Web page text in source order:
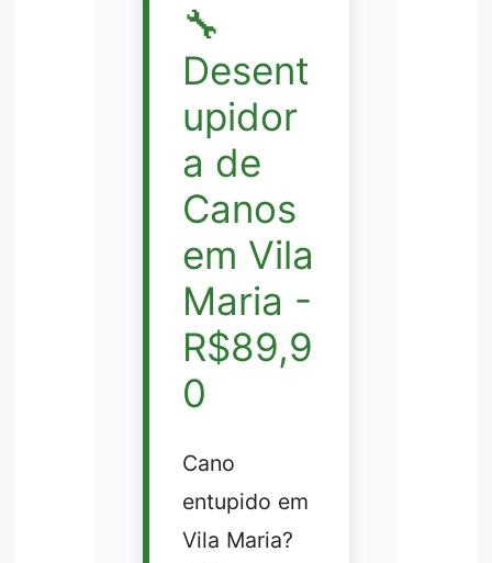
🔧
Desent
upidor
a de
Canos
em Vila
Maria -
R$89,9
0
Cano
entupido em
Vila Maria?